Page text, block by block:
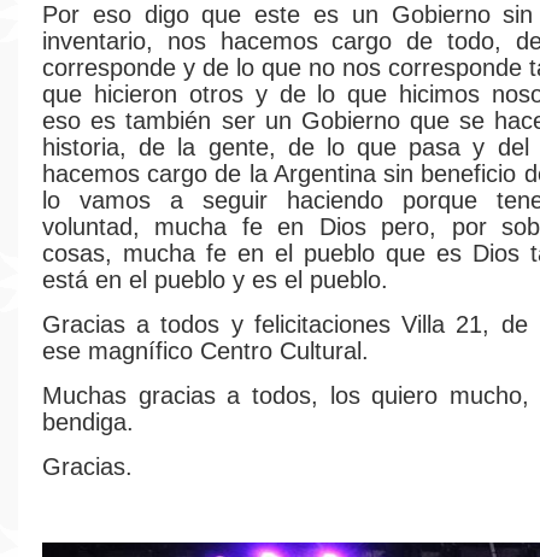
Por eso digo que este es un Gobierno sin
inventario, nos hacemos cargo de todo,
corresponde y de lo que no nos corresponde
que hicieron otros y de lo que hicimos
eso es también ser un Gobierno que se
historia, de la gente, de lo que pasa y del
hacemos cargo de la Argentina sin beneficio
lo vamos a seguir haciendo porque
voluntad, mucha fe en Dios pero, por
cosas, mucha fe en el pueblo que es Dios
está en el pueblo y es el pueblo.
Gracias a todos y felicitaciones Villa 21, de
ese magnífico Centro Cultural.
Muchas gracias a todos, los quiero
bendiga.
Gracias.